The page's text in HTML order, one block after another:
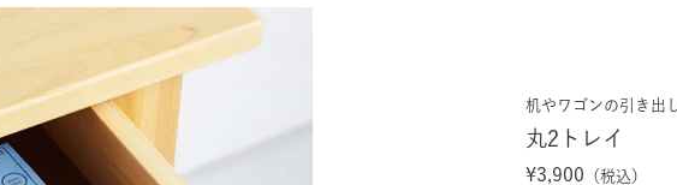
机やワゴンの引き出
丸2トレイ
¥3,900 （税込）